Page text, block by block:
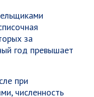
за
год превышает
при
численность